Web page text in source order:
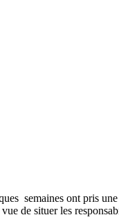
semaines ont pris
de situer les